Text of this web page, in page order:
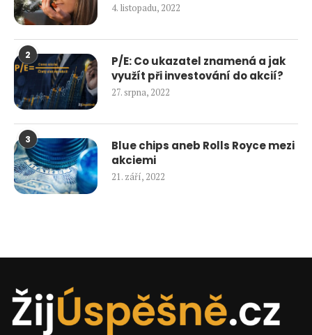
4. listopadu, 2022
2
P/E: Co ukazatel znamená a jak
využít při investování do akcií?
27. srpna, 2022
3
Blue chips aneb Rolls Royce mezi
akciemi
21. září, 2022